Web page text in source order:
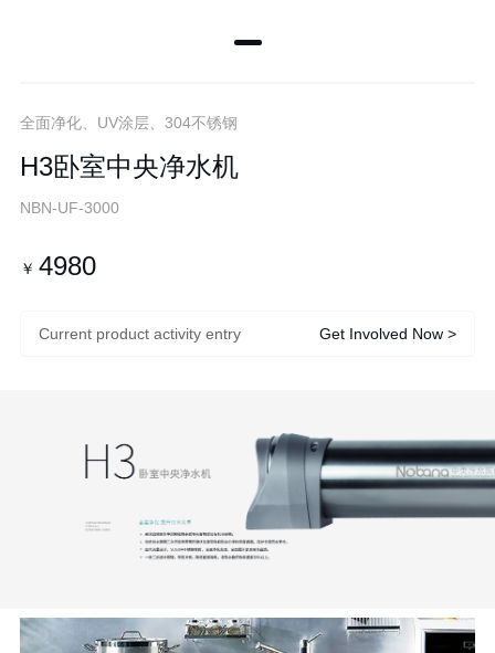
全面净化、UV涂层、304不锈钢
H3卧室中央净水机
NBN-UF-3000
￥ 4980
Current product activity entry